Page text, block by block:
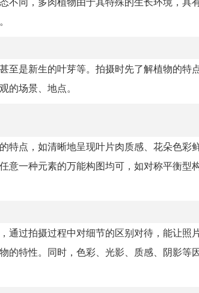
至是新生的叶芽等。拍摄时先了解植物的特
场景、地点。
特点，如清晰地呈现叶片肉质感、花朵色彩
意一种元素的万能构图均可，如对称平衡型
通过拍摄过程中对细节的区别对待，能让照
的特性。同时，色彩、光影、质感、阴影等